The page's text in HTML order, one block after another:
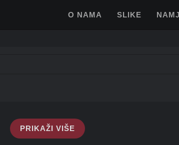
O NAMA SLIKE
PRIKAŽI VIŠE